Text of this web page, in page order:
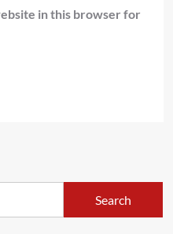
in this browser for
Search